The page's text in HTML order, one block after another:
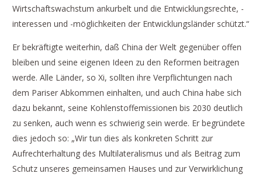
Wirtschaftswachstum ankurbelt und die Entwicklungsrechte, -
interessen und -möglichkeiten der Entwicklungsländer schützt.“
Er bekräftigte weiterhin, daß China der Welt gegenüber offen
bleiben und seine eigenen Ideen zu den Reformen beitragen
werde. Alle Länder, so Xi, sollten ihre Verpflichtungen nach
dem Pariser Abkommen einhalten, und auch China habe sich
dazu bekannt, seine Kohlenstoffemissionen bis 2030 deutlich
zu senken, auch wenn es schwierig sein werde. Er begründete
dies jedoch so: „Wir tun dies als konkreten Schritt zur
Aufrechterhaltung des Multilateralismus und als Beitrag zum
Schutz unseres gemeinsamen Hauses und zur Verwirklichung